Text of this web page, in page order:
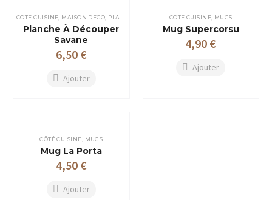
Les
options
peuvent
être
choisies
sur
page
du
CÔTÉ CUISINE MAISON DÉCO PLANCHES À DÉCOUPER
Planche À Découper
Savane
6,50 €
Ajouter
CÔTÉ CUISINE MUGS
Mug Supercorsu
4,90 €
Ajouter
CÔTÉ CUISINE MUGS
Mug La Porta
4,50 €
Ajouter